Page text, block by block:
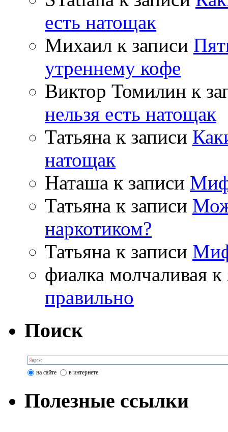
есть натощак
Михаил к записи
утреннему кофе
Виктор Томилин к
нельзя есть натощак
Татьяна к записи
натощак
Наташа к записи
Татьяна к записи
наркотиком?
Татьяна к записи
фиалка молчаливая к
правильно
Поиск
на сайте в интернете
Полезные ссылки